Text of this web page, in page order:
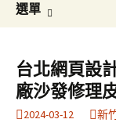
選單
容
台北網頁設
廠沙發修理
2024-03-12 新